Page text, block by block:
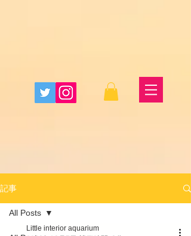
記事
All Posts
Little interior aquarium